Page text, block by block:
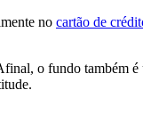
no cartão de
o fundo também